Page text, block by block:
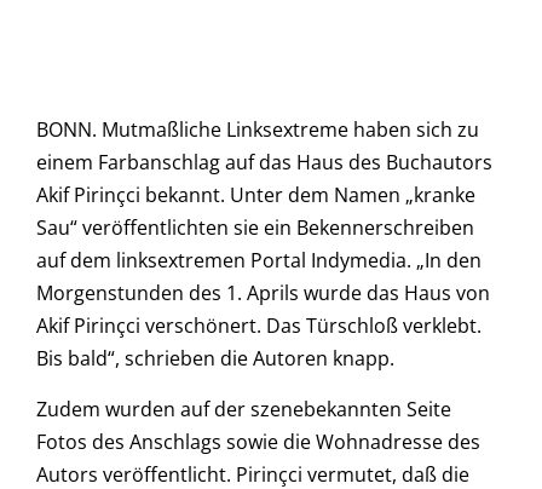
BONN. Mutmaßliche Linksextreme haben sich zu
einem Farbanschlag auf das Haus des Buchautors
Akif Pirinçci bekannt. Unter dem Namen „kranke
Sau“ veröffentlichten sie ein Bekennerschreiben
auf dem linksextremen Portal Indymedia. „In den
Morgenstunden des 1. Aprils wurde das Haus von
Akif Pirinçci verschönert. Das Türschloß verklebt.
Bis bald“, schrieben die Autoren knapp.
Zudem wurden auf der szenebekannten Seite
Fotos des Anschlags sowie die Wohnadresse des
Autors veröffentlicht. Pirinçci vermutet, daß die